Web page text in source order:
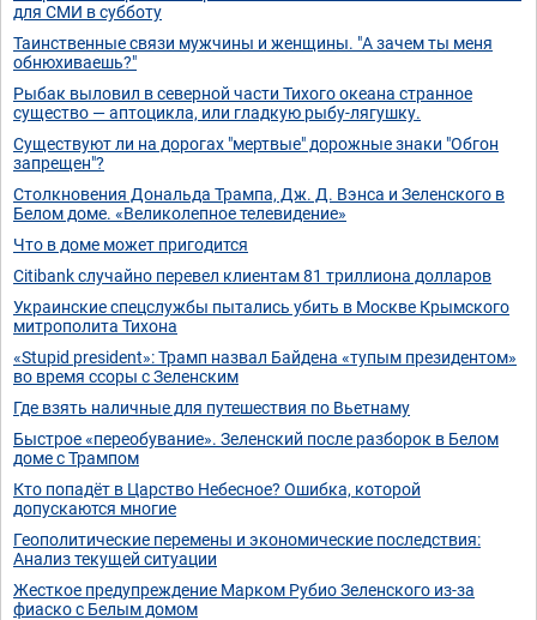
для СМИ в субботу
Таинственные связи мужчины и женщины. "А зачем ты меня
обнюхиваешь?"
Рыбак выловил в северной части Тихого океана странное
существо — аптоцикла, или гладкую рыбу-лягушку.
Существуют ли на дорогах "мертвые" дорожные знаки "Обгон
запрещен"?
Столкновения Дональда Трампа, Дж. Д. Вэнса и Зеленского в
Белом доме. «Великолепное телевидение»
Что в доме может пригодится
Citibank случайно перевел клиентам 81 триллиона долларов
Украинские спецслужбы пытались убить в Москве Крымского
митрополита Тихона
«Stupid president»: Трамп назвал Байдена «тупым президентом»
во время ссоры с Зеленским
Где взять наличные для путешествия по Вьетнаму
Быстрое «переобувание». Зеленский после разборок в Белом
доме с Трампом
Кто попадёт в Царство Небесное? Ошибка, которой
допускаются многие
Геополитические перемены и экономические последствия:
Анализ текущей ситуации
Жесткое предупреждение Марком Рубио Зеленского из-за
фиаско с Белым домом